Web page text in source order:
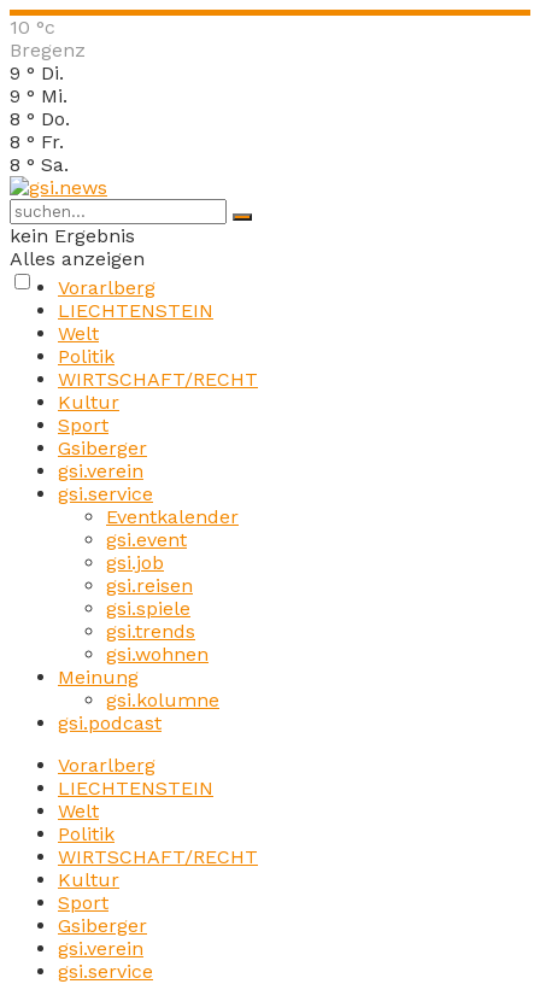
10 °c
Bregenz
9 ° Di.
9 ° Mi.
8 ° Do.
8 ° Fr.
8 ° Sa.
kein Ergebnis
Alles anzeigen
Vorarlberg
LIECHTENSTEIN
Welt
Politik
WIRTSCHAFT/RECHT
Kultur
Sport
Gsiberger
gsi.verein
gsi.service
Eventkalender
gsi.event
gsi.job
gsi.reisen
gsi.spiele
gsi.trends
gsi.wohnen
Meinung
gsi.kolumne
gsi.podcast
Vorarlberg
LIECHTENSTEIN
Welt
Politik
WIRTSCHAFT/RECHT
Kultur
Sport
Gsiberger
gsi.verein
gsi.service